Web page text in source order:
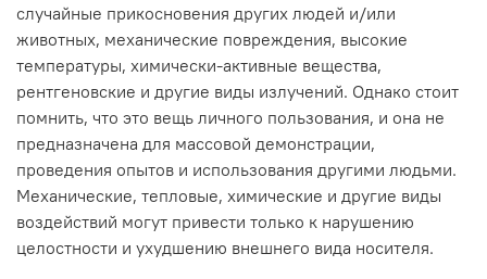
случайные прикосновения других людей и/или
животных, механические повреждения, высокие
температуры, химически-активные вещества,
рентгеновские и другие виды излучений. Однако стоит
помнить, что это вещь личного пользования, и она не
предназначена для массовой демонстрации,
проведения опытов и использования другими людьми.
Механические, тепловые, химические и другие виды
воздействий могут привести только к нарушению
целостности и ухудшению внешнего вида носителя.